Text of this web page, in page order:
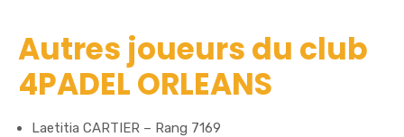
Autres joueurs du club
4PADEL ORLEANS
Laetitia CARTIER – Rang 7169